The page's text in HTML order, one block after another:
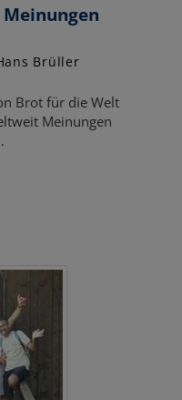
Brüller
Brot für die Welt
Meinungen